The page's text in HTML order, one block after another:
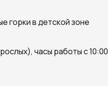
горки в детской зоне
часы работы с 10:00